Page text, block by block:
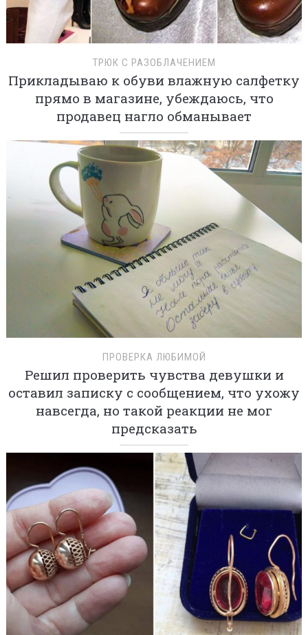
ТРЮК С РАЗОБЛАЧЕНИЕМ
Прикладываю к обуви влажную салфетку
прямо в магазине, убеждаюсь, что
продавец нагло обманывает
ПРОВЕРКА ЛЮБИМОЙ
Решил проверить чувства девушки и
оставил записку с сообщением, что ухожу
навсегда, но такой реакции не мог
предсказать